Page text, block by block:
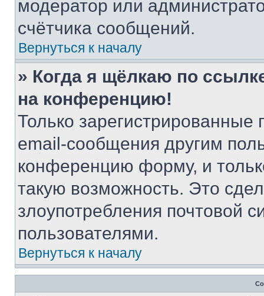
модератор или
счётчика сообщений.
Вернуться к началу
» Когда я щёлкаю по
на конференцию!
Только зарегистрированные
email-сообщения другим
конференцию форму, и
такую возможность. Это
злоупотребления почтовой
пользователями.
Вернуться к началу